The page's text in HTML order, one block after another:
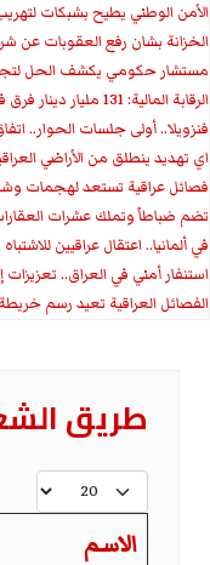
الأمن الوطني يطيح بشبكات
الخزانة بشان رفع العقوبات عن
مستشار حكومي يكشف الحل
الرقابة المالية: 131 مليار دينار فرق في حسابات الكهرباء مع الجانب الإيراني
فنزويلا.. أولى جلسات الحوار..
اي تهديد ينطلق من الأراضي
فصائل عراقية تستعد لهجمات
تضم ضباطاً وتملك عشرات
في ألمانيا.. اعتقال عراقيين
استنفار أمني في العراق..
الفصائل العراقية تعيد رسم خريطة
طريق
عدد الإظهارات:
الاسم